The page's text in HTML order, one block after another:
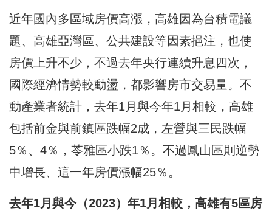
近年國內多區域房價高漲，高雄因為台積電議
題、高雄亞灣區、公共建設等因素挹注，也使
房價上升不少，不過去年央行連續升息四次，
國際經濟情勢較動盪，都影響房市交易量。不
動產業者統計，去年1月與今年1月相較，高雄
包括前金與前鎮區跌幅2成，左營與三民跌幅
5％、4％，苓雅區小跌1％。不過鳳山區則逆勢
中增長、這一年房價漲幅25％。
去年1月與今（2023）年1月相較，高雄有5區房